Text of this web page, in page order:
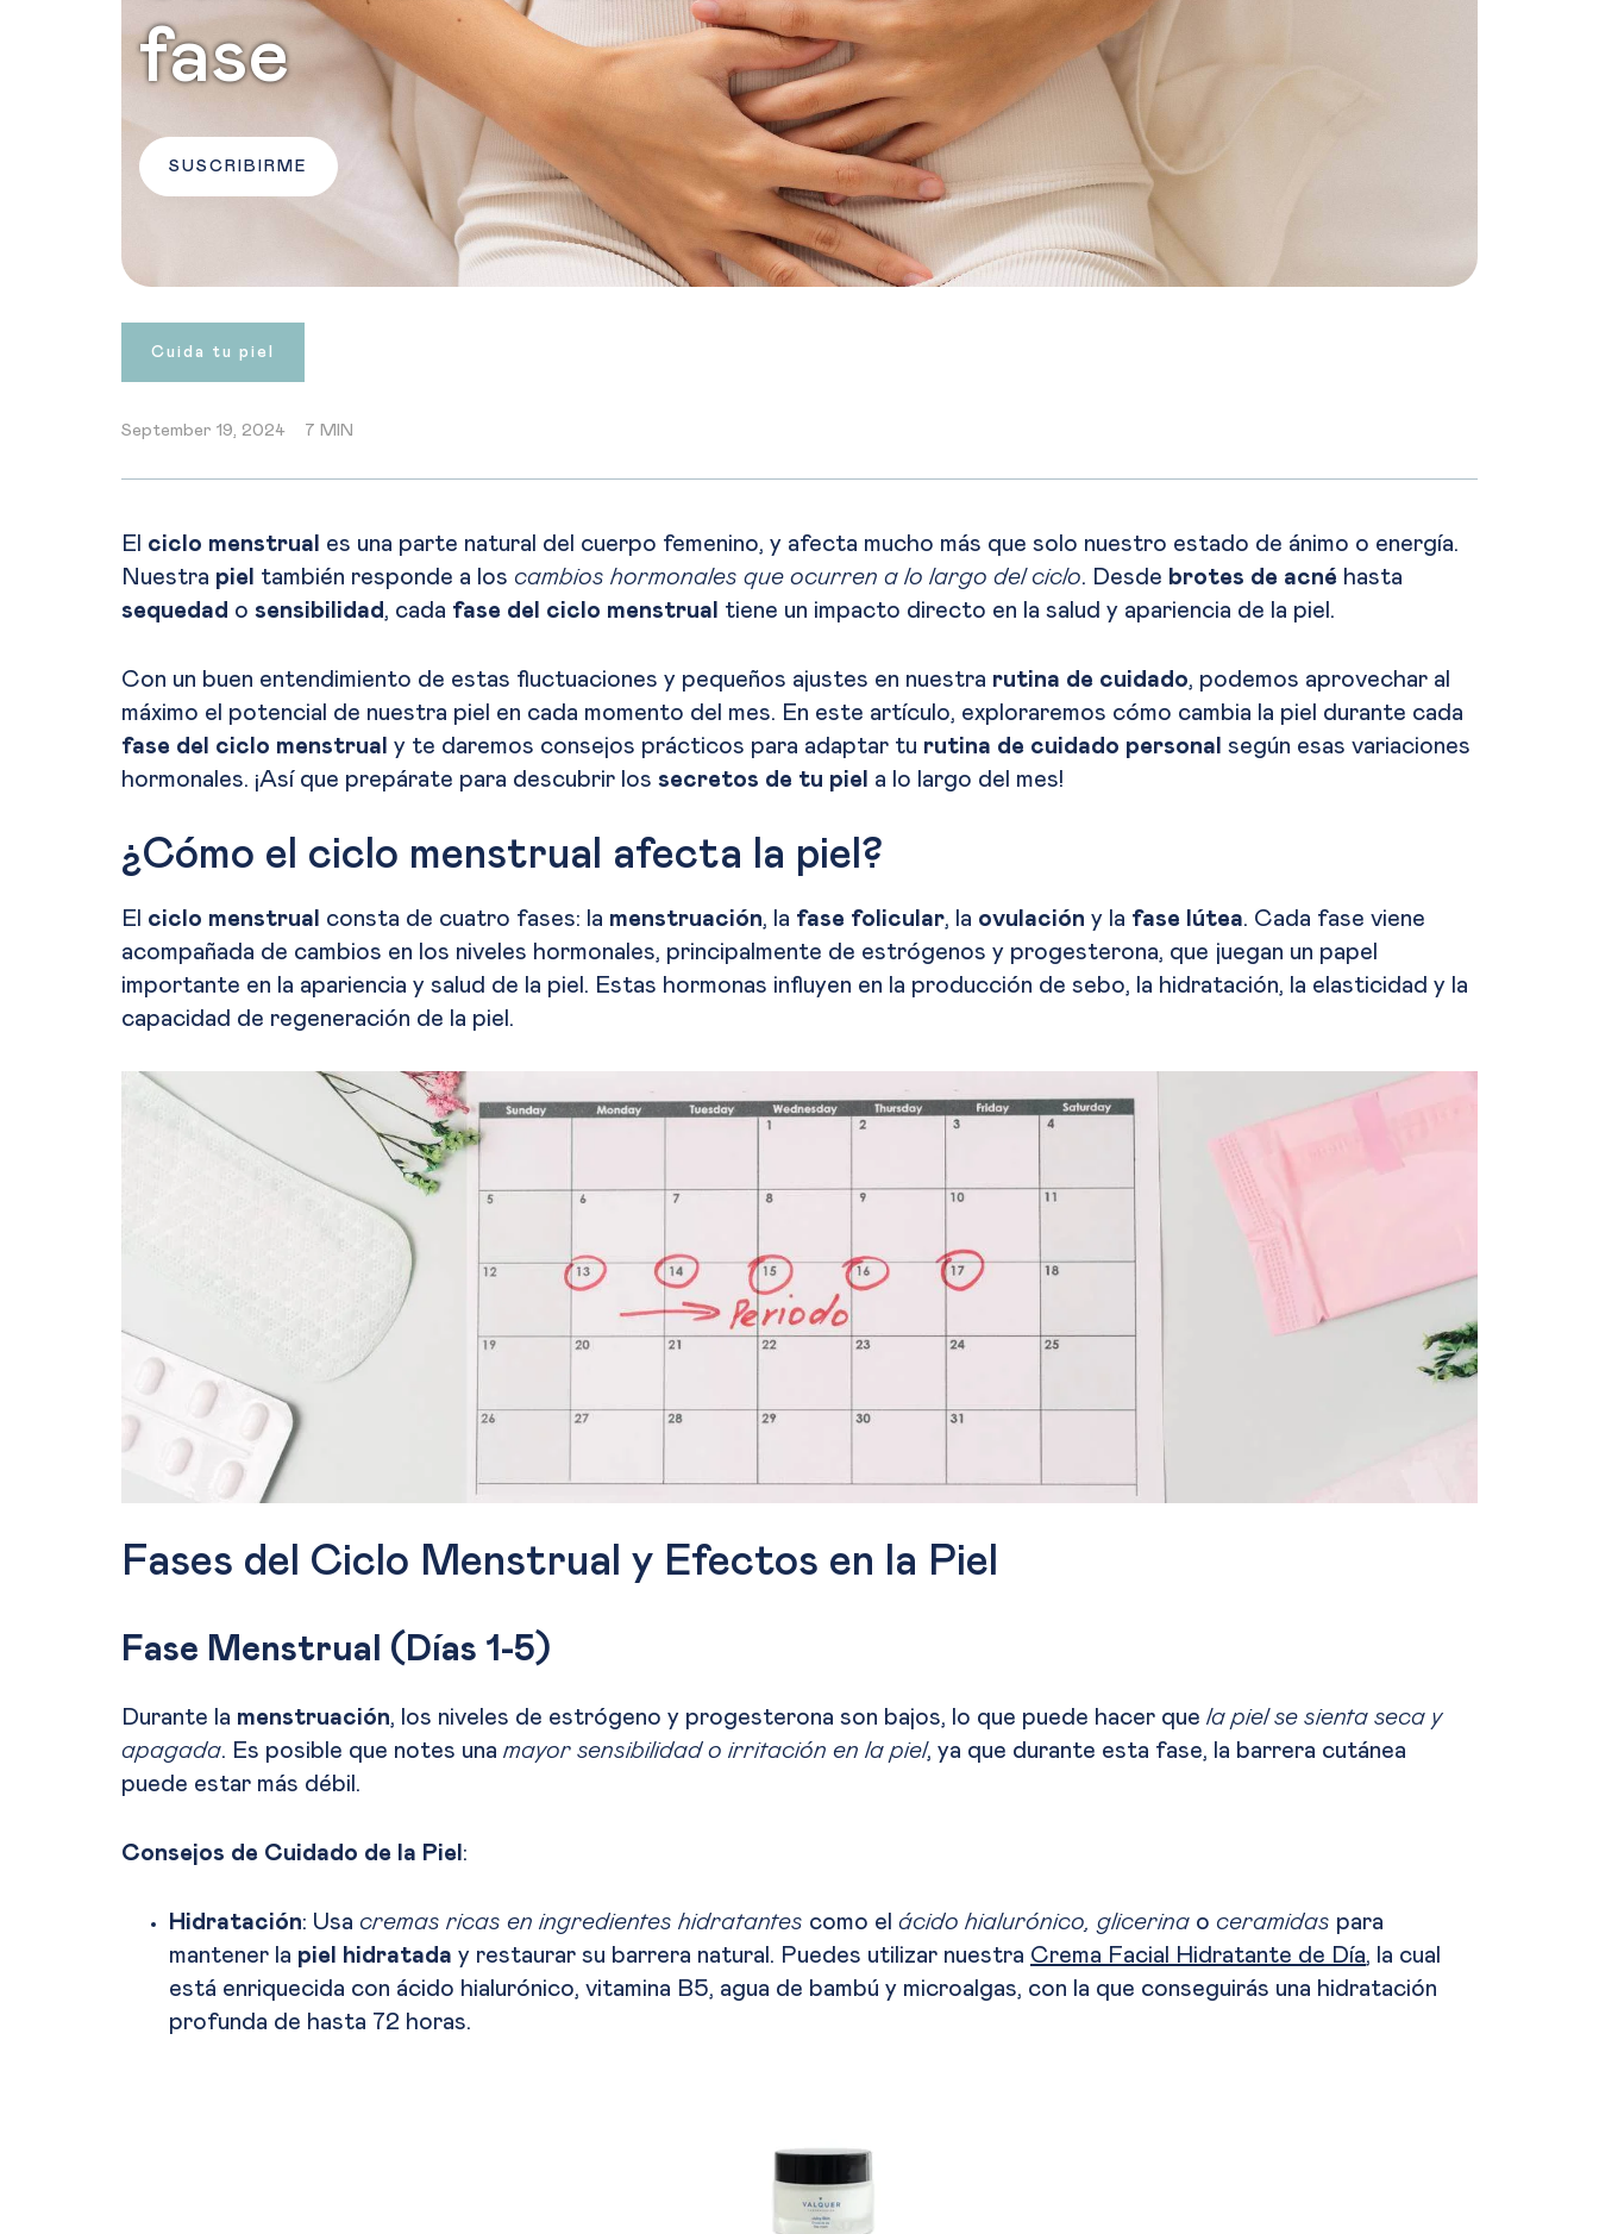
fase
SUSCRIBIRME
Cuida tu piel
September 19, 2024 7 MIN
El ciclo menstrual es una parte natural del cuerpo femenino, y afecta mucho más que solo nuestro estado de ánimo o energía.
Nuestra piel también responde a los cambios hormonales que ocurren a lo largo del ciclo. Desde brotes de acné hasta
sequedad o sensibilidad , cada fase del ciclo menstrual tiene un impacto directo en la salud y apariencia de la piel.
Con un buen entendimiento de estas fluctuaciones y pequeños ajustes en nuestra rutina de cuidado, podemos aprovechar al
máximo el potencial de nuestra piel en cada momento del mes. En este artículo, exploraremos cómo cambia la piel durante cada
fase del ciclo menstrual y te daremos consejos prácticos para adaptar tu rutina de cuidado personal según esas variaciones
hormonales. ¡Así que prepárate para descubrir los secretos de tu piel a lo largo del mes!
¿Cómo el ciclo menstrual afecta la piel?
El ciclo menstrual consta de cuatro fases: la menstruación, la fase folicular, la ovulación y la fase lútea. Cada fase viene
acompañada de cambios en los niveles hormonales, principalmente de estrógenos y progesterona, que juegan un papel
importante en la apariencia y salud de la piel. Estas hormonas influyen en la producción de sebo, la hidratación, la elasticidad y la
capacidad de regeneración de la piel.
Fases del Ciclo Menstrual y Efectos en la Piel
Fase Menstrual (Días 1-5)
Durante la menstruación, los niveles de estrógeno y progesterona son bajos, lo que puede hacer que la piel se sienta seca y
apagada. Es posible que notes una mayor sensibilidad o irritación en la piel, ya que durante esta fase, la barrera cutánea
puede estar más débil.
Consejos de Cuidado de la Piel :
Hidratación: Usa cremas ricas en ingredientes hidratantes como el ácido hialurónico, glicerina o ceramidas para
mantener la piel hidratada y restaurar su barrera natural. Puedes utilizar nuestra Crema Facial Hidratante de Día, la cual
está enriquecida con ácido hialurónico, vitamina B5, agua de bambú y microalgas, con la que conseguirás una hidratación
profunda de hasta 72 horas.